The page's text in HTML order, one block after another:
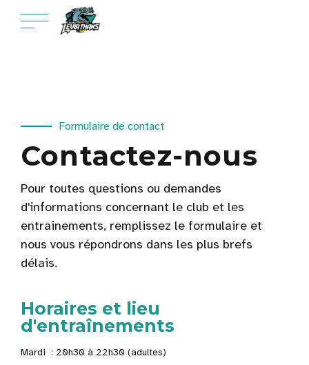
Formulaire de contact
Contactez-nous
Pour toutes questions ou demandes
d'informations concernant le club et les
entrainements, remplissez le formulaire et
nous vous répondrons dans les plus brefs
délais.
Horaires et lieu
d'entraînements
Mardi : 20h30 à 22h30 (adultes)